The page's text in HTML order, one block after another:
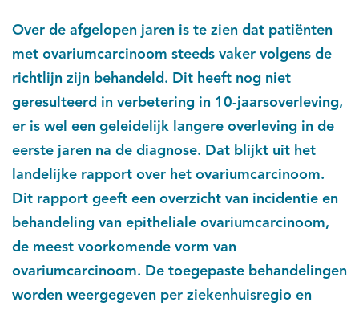
Over de afgelopen jaren is te zien dat patiënten
met ovariumcarcinoom steeds vaker volgens de
richtlijn zijn behandeld. Dit heeft nog niet
geresulteerd in verbetering in 10-jaarsoverleving,
er is wel een geleidelijk langere overleving in de
eerste jaren na de diagnose. Dat blijkt uit het
landelijke rapport over het ovariumcarcinoom.
Dit rapport geeft een overzicht van incidentie en
behandeling van epitheliale ovariumcarcinoom,
de meest voorkomende vorm van
ovariumcarcinoom. De toegepaste behandelingen
worden weergegeven per ziekenhuisregio en